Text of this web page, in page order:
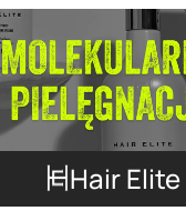
Hair Elite